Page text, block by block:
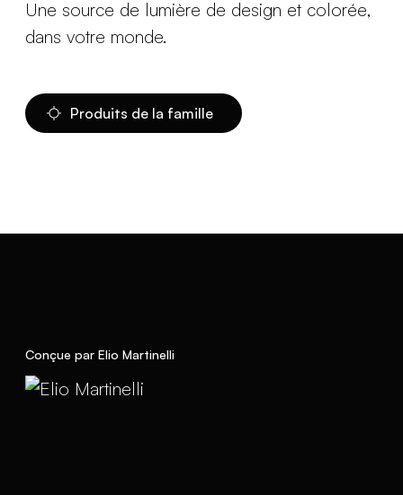
Une source de lumière de design et colorée,
dans votre monde.
Produits de la famille
Conçue par Elio Martinelli